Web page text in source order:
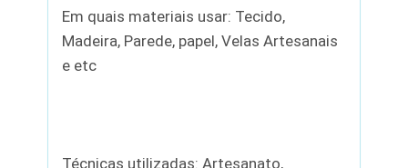
Em quais materiais usar: Tecido,
Madeira, Parede, papel, Velas Artesanais
e etc
Técnicas utilizadas: Artesanato,